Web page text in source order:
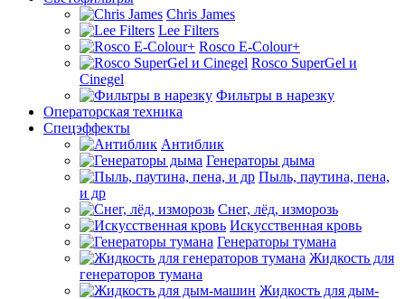
Chris James
Lee Filters
Rosco E-Colour+
Rosco SuperGel и
Cinegel
Фильтры в нарезку
Операторская техника
Спецэффекты
Антиблик
Генераторы дыма
Пыль, паутина, пена,
и др
Снег, лёд, изморозь
Искусственная кровь
Генераторы тумана
Жидкость для
генераторов тумана
Жидкость для дым-